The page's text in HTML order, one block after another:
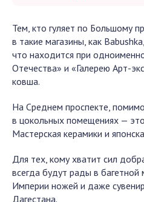
Тем, кто гуляет по Большому
в такие магазины, как
что находится при
Отечества» и «Галерею Арт-
ковша.
На Среднем проспекте,
в цокольных помещениях —
Мастерская керамики и
Для тех, кому хватит сил
всегда будут рады в багетной
Империи ножей и даже
Дагестана.